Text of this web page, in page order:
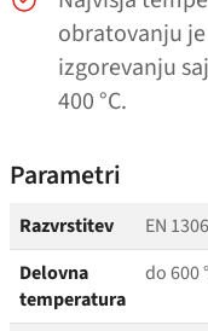
obratovanju
izgorevanju
400 °C.
Parametri
Razvrstitev
EN
Delovna
temperatura
do 600